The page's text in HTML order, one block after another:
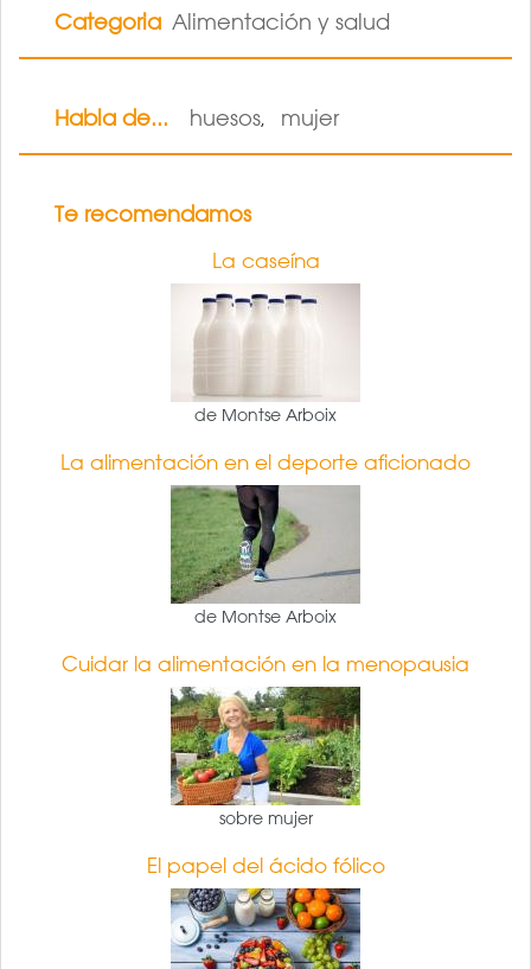
Categoria Alimentación y salud
Habla de... huesos, mujer
Te recomendamos
La caseína
de Montse Arboix
La alimentación en el deporte aficionado
de Montse Arboix
Cuidar la alimentación en la menopausia
sobre mujer
El papel del ácido fólico